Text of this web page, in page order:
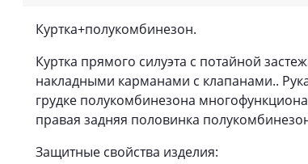
Куртка+полукомбинезон.
Куртка прямого силуэта с потайной
накладными карманами с клапанами..
грудке полукомбинезона
правая задняя половинка
Защитные свойства изделия: